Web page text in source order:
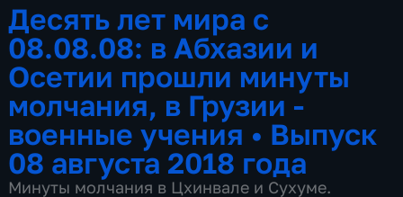
Десять лет мира с
08.08.08: в Абхазии и
Осетии прошли минуты
молчания, в Грузии -
военные учения • Выпуск
08 августа 2018 года
Минуты молчания в Цхинвале и Сухуме.